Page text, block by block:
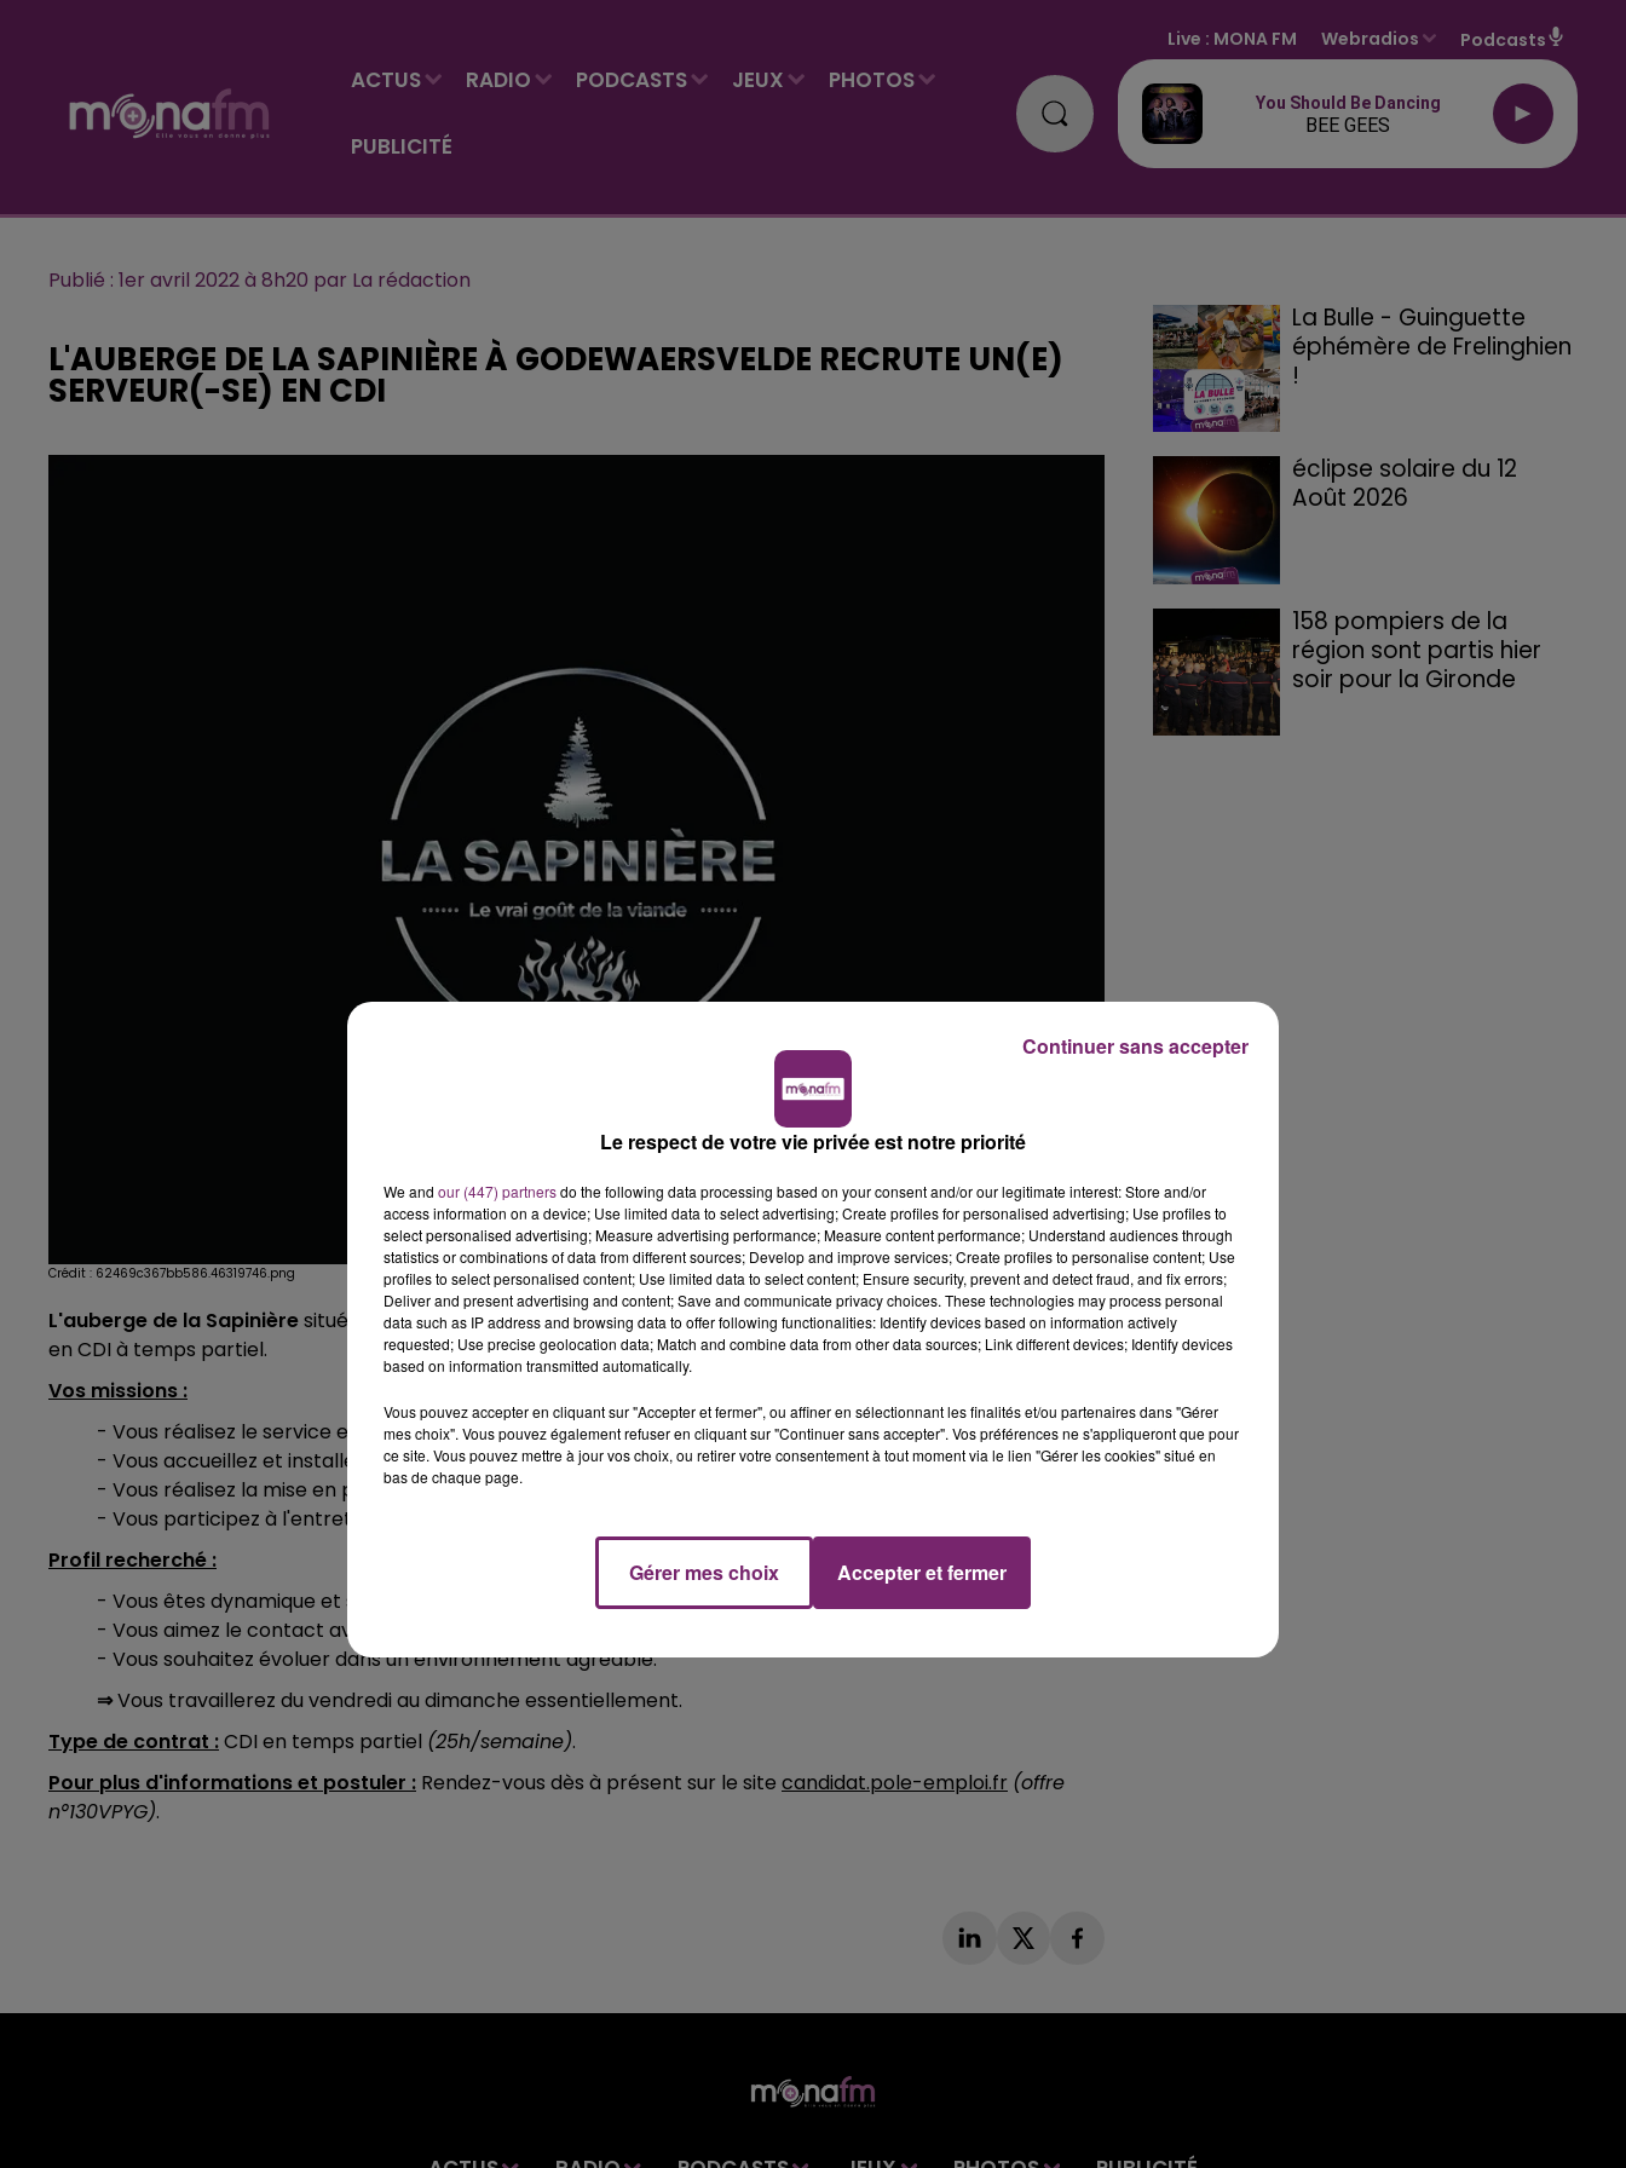
ACTUS RADIO PODCASTS JEUX PHOTOS
PUBLICITÉ
Live : MONA FM Webradios Podcasts
You Should Be Dancing
BEE GEES
Publié : 1er avril 2022 à 8h20 par La rédaction
L'AUBERGE DE LA SAPINIÈRE À GODEWAERSVELDE RECRUTE UN(E)
SERVEUR(-SE) EN CDI
Crédit : 62469c367bb586.46319746.png
L'auberge de la Sapinièresituée à Godewaersvelde recrute actuellement un(e)serveur(-se)pour un contrat
en CDI à temps partiel.
Vos missions :
- Vous réalisez le service en salle sous la direction de la responsable.
- Vous accueillez et installez le client à son arrivée au restaurant.
- Vous réalisez la mise en place de la salle et le dressage des tables.
- Vous participez à l'entretien et au nettoyage de la salle de réception.
Profil recherché :
- Vous êtes dynamique et souriant
- Vous aimez le contact avec la clientèle et avez des bases en restauration.
- Vous souhaitez évoluer dans un environnement agréable.
⇒Vous travaillerez du vendredi au dimanche essentiellement.
Type de contrat :CDI en temps partiel (25h/semaine).
Pour plus d'informations et postuler : Rendez-vous dès à présent sur le site candidat.pole-emploi.fr (offre
n°130VPYG).
La Bulle - Guinguette
éphémère de Frelinghien
!
éclipse solaire du 12
Août 2026
158 pompiers de la
région sont partis hier
soir pour la Gironde
Le respect de votre vie privée est notre priorité
We and our (447) partnersdo the following data processing based on your consent and/or our legitimate interest: Store and/or
access information on a device; Use limited data to select advertising; Create profiles for personalised advertising; Use profiles to
select personalised advertising; Measure advertising performance; Measure content performance; Understand audiences through
statistics or combinations of data from different sources; Develop and improve services; Create profiles to personalise content; Use
profiles to select personalised content; Use limited data to select content; Ensure security, prevent and detect fraud, and fix errors;
Deliver and present advertising and content; Save and communicate privacy choices. These technologies may process personal
data such as IP address and browsing data to offer following functionalities: Identify devices based on information actively
requested; Use precise geolocation data; Match and combine data from other data sources; Link different devices; Identify devices
based on information transmitted automatically.
Vous pouvez accepter en cliquant sur "Accepter et fermer", ou affiner en sélectionnant les finalités et/ou partenaires dans "Gérer
mes choix". Vous pouvez également refuser en cliquant sur "Continuer sans accepter". Vos préférences ne s'appliqueront que pour
ce site. Vous pouvez mettre à jour vos choix, ou retirer votre consentement à tout moment via le lien "Gérer les cookies" situé en
bas de chaque page.
Gérer mes choix Accepter et fermer
Continuer sans accepter